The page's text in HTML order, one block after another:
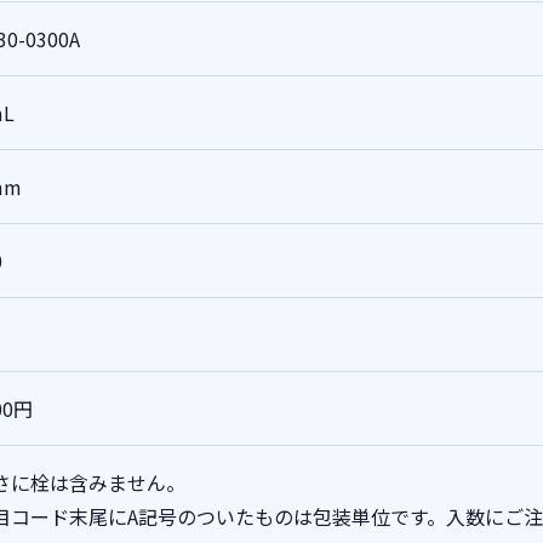
0300A
円
栓は含みません。
ード末尾にA記号のついたものは包装単位です。入数にご注